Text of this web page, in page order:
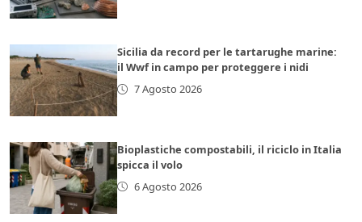
Sicilia da record per le tartarughe marine:
il Wwf in campo per proteggere i nidi
7 Agosto 2026
Bioplastiche compostabili, il riciclo in Italia
spicca il volo
6 Agosto 2026